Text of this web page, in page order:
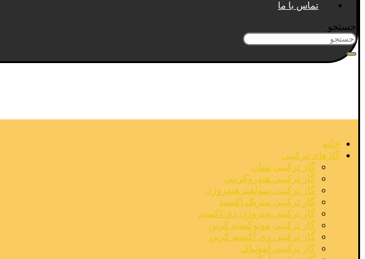
تماس با ما
جستجو
خانه
گازهای ترکیبی
گاز ترکیبی متان
گاز ترکیبی هیدروکربنی
گاز ترکیبی سولفید هیدروژن
گاز ترکیبی نیتریک اکسید
گاز ترکیبی نیتروژن دی اکسید
گاز ترکیبی مونوکسید کربن
گاز ترکیبی دی اکسید کربن
گاز ترکیبی آمونیاک